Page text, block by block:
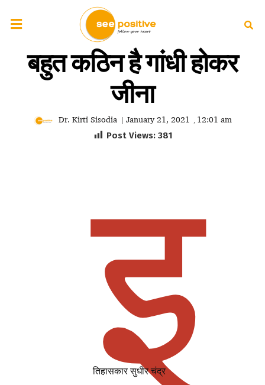
बहुत कठिन है गांधी होकर
जीना
Dr. Kirti Sisodia | January 21, 2021 , 12:01 am
Post Views: 381
इ
तिहासकार सुधीर चंद्र